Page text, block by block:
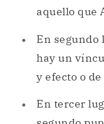
aquello que
En segundo
hay un
y efecto o
En tercer